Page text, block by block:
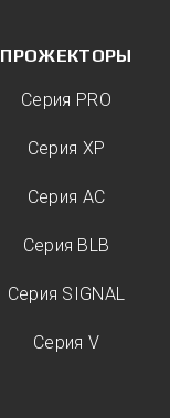
ПРОЖЕКТОРЫ
Серия PRO
Серия XP
Серия AC
Серия BLB
Серия SIGNAL
Серия V